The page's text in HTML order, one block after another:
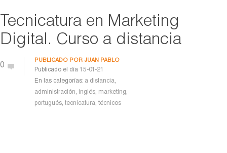
Tecnicatura en Marketing
Digital. Curso a distancia
0
PUBLICADO POR JUAN PABLO
Publicado el día 15-01-21
En las categorías: a distancia,
administración, inglés, marketing,
portugués, tecnicatura, técnicos